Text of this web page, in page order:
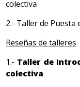
colectiva
2.- Taller de Puesta
Reseñas de talleres
1.- Taller de
colectiva